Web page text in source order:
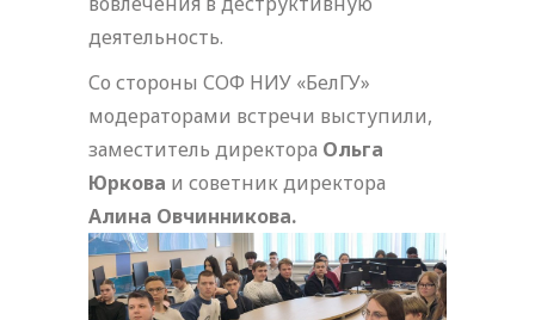
деятельность.
Со стороны СОФ НИУ «БелГУ»
модераторами встречи выступили,
заместитель директора Ольга
Юркова и советник директора
Алина Овчинникова.